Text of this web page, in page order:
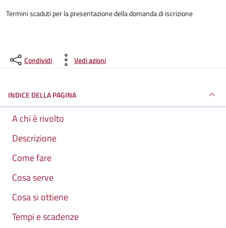
Termini scaduti per la presentazione della domanda di iscrizione
Condividi Vedi azioni
INDICE DELLA PAGINA
A chi è rivolto
Descrizione
Come fare
Cosa serve
Cosa si ottiene
Tempi e scadenze